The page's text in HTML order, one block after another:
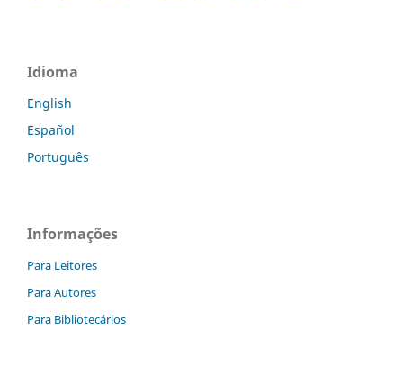
Idioma
English
Español
Português
Informações
Para Leitores
Para Autores
Para Bibliotecários